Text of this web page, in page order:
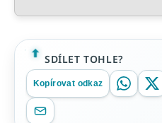
SDÍLET TOHLE?
Kopírovat odkaz